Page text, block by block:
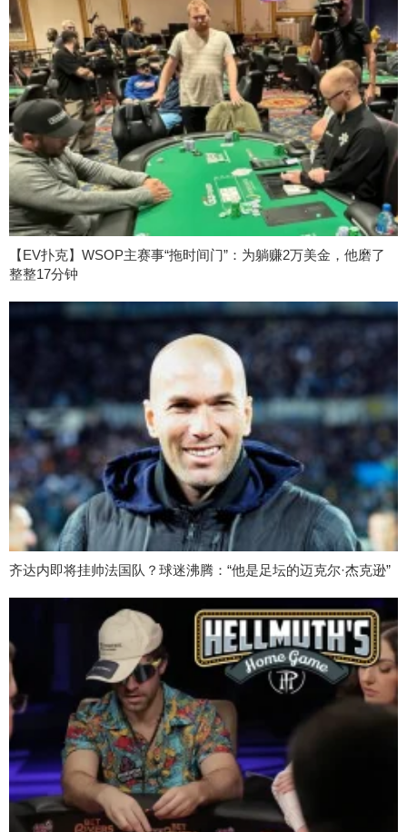
【EV扑克】WSOP主赛事“拖时间门”：为躺赚2万美金，他磨了
整整17分钟
齐达内即将挂帅法国队？球迷沸腾：“他是足坛的迈克尔·杰克逊”